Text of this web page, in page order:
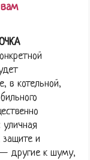
в котельной,
уличная
и
— другие к шуму,